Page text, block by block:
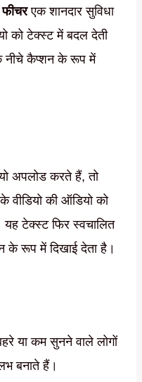
एक शानदार सुविधा
को टेक्स्ट में बदल देती
नीचे कैप्शन के रूप में
अपलोड करते हैं, तो
की ऑडियो को
टेक्स्ट फिर स्वचालित
रूप में दिखाई देता है।
या कम सुनने वाले लोगों
बनाते हैं।